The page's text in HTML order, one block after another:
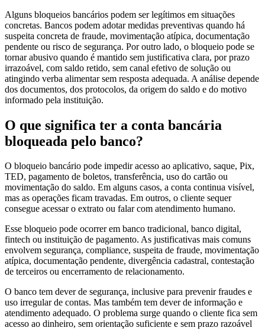
Alguns bloqueios bancários podem ser legítimos em situações
concretas. Bancos podem adotar medidas preventivas quando há
suspeita concreta de fraude, movimentação atípica, documentação
pendente ou risco de segurança. Por outro lado, o bloqueio pode se
tornar abusivo quando é mantido sem justificativa clara, por prazo
irrazoável, com saldo retido, sem canal efetivo de solução ou
atingindo verba alimentar sem resposta adequada. A análise depende
dos documentos, dos protocolos, da origem do saldo e do motivo
informado pela instituição.
O que significa ter a conta bancária
bloqueada pelo banco?
O bloqueio bancário pode impedir acesso ao aplicativo, saque, Pix,
TED, pagamento de boletos, transferência, uso do cartão ou
movimentação do saldo. Em alguns casos, a conta continua visível,
mas as operações ficam travadas. Em outros, o cliente sequer
consegue acessar o extrato ou falar com atendimento humano.
Esse bloqueio pode ocorrer em banco tradicional, banco digital,
fintech ou instituição de pagamento. As justificativas mais comuns
envolvem segurança, compliance, suspeita de fraude, movimentação
atípica, documentação pendente, divergência cadastral, contestação
de terceiros ou encerramento de relacionamento.
O banco tem dever de segurança, inclusive para prevenir fraudes e
uso irregular de contas. Mas também tem dever de informação e
atendimento adequado. O problema surge quando o cliente fica sem
acesso ao dinheiro, sem orientação suficiente e sem prazo razoável